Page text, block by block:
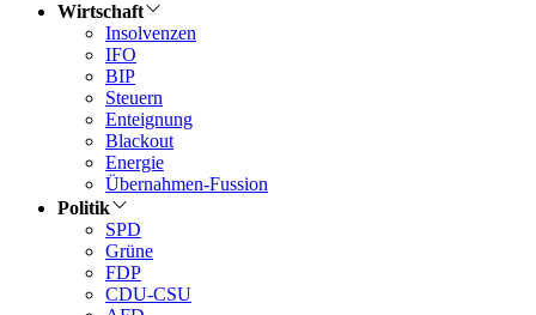
Wirtschaft
Insolvenzen
IFO
BIP
Steuern
Enteignung
Blackout
Energie
Übernahmen-Fussion
Politik
SPD
Grüne
FDP
CDU-CSU